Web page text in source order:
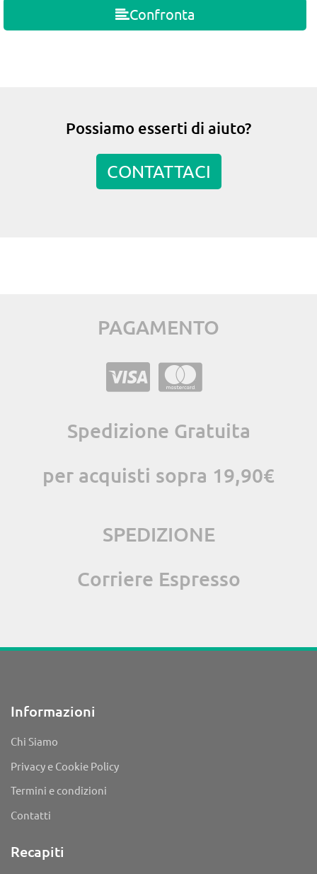
Confronta
Possiamo esserti di aiuto?
CONTATTACI
PAGAMENTO
Spedizione Gratuita
per acquisti sopra 19,90€
SPEDIZIONE
Corriere Espresso
Informazioni
Chi Siamo
Privacy e Cookie Policy
Termini e condizioni
Contatti
Recapiti